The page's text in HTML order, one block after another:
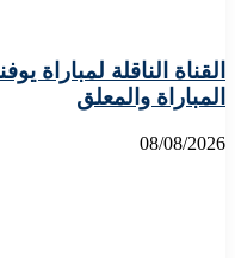
القناة الناقلة لمباراة
المباراة والمعلق
08/08/2026